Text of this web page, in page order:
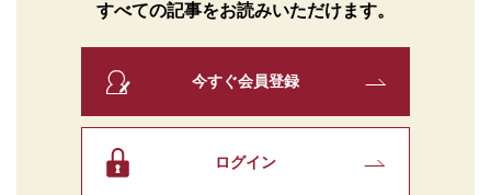
すべての記事をお読みいただけます。
今すぐ会員登録
ログイン